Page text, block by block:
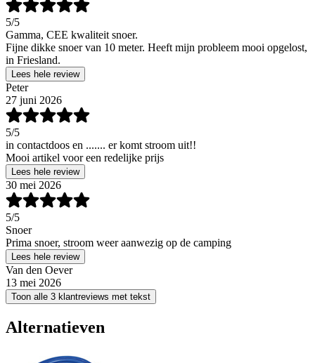
5/5
Gamma, CEE kwaliteit snoer.
Fijne dikke snoer van 10 meter. Heeft mijn probleem mooi opgelost,
in Friesland.
Lees hele review
Peter
27 juni 2026
5/5
in contactdoos en ....... er komt stroom uit!!
Mooi artikel voor een redelijke prijs
Lees hele review
30 mei 2026
5/5
Snoer
Prima snoer, stroom weer aanwezig op de camping
Lees hele review
Van den Oever
13 mei 2026
Toon alle 3 klantreviews met tekst
Alternatieven